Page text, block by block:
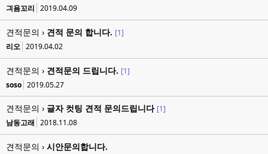
긔욤꼬리 2019.04.09
견적문의 › 견적 문의 합니다. [1]
리오 2019.04.02
견적문의 › 견적문의 드립니다. [1]
soso 2019.05.27
견적문의 › 글자 컷팅 견적 문의드립니다 [1]
남동고래 2018.11.08
견적문의 › 시안문의합니다.